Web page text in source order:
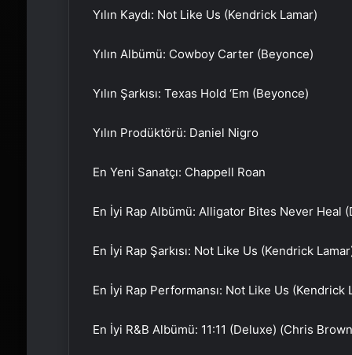
Yılın Kaydı: Not Like Us (Kendrick Lamar)
Yılın Albümü: Cowboy Carter (Beyonce)
Yılın Şarkısı: Texas Hold ‘Em (Beyonce)
Yılın Prodüktörü: Daniel Nigro
En Yeni Sanatçı: Chappell Roan
En İyi Rap Albümü: Alligator Bites Never Heal
En İyi Rap Şarkısı: Not Like Us (Kendrick
En İyi Rap Performansı: Not Like Us (Kendrick
En İyi R&B Albümü: 11:11 (Deluxe) (Chris